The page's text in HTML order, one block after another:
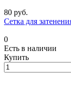
80 руб.
Сетка для
0
Есть в наличии
Купить